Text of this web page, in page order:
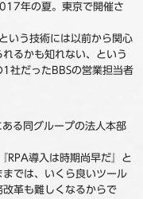
年の夏。東京で開催さ
いう技術には以前から関心
るかも知れない、という
社だったBBSの営業担当者
る同グループの法人本部
RPA導入は時期尚早だ』と
では、いくら良いツール
革も難しくなるからで